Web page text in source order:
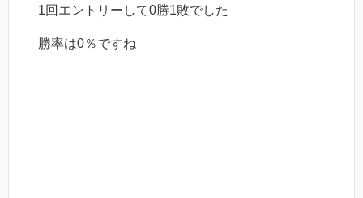
1回エントリーして0勝1敗でした
勝率は0％ですね